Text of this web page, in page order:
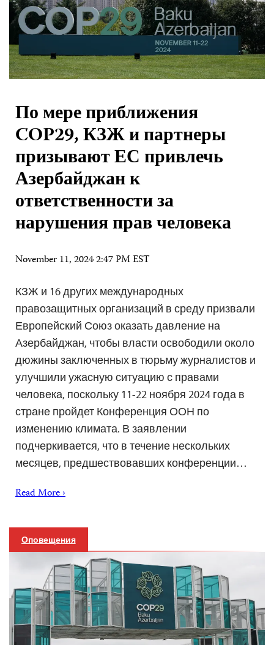
По мере приближения
COP29, КЗЖ и партнеры
призывают ЕС привлечь
Азербайджан к
ответственности за
нарушения прав человека
November 11, 2024 2:47 PM EST
КЗЖ и 16 других международных
правозащитных организаций в среду призвали
Европейский Союз оказать давление на
Азербайджан, чтобы власти освободили около
дюжины заключенных в тюрьму журналистов и
улучшили ужасную ситуацию с правами
человека, поскольку 11-22 ноября 2024 года в
стране пройдет Конференция ООН по
изменению климата. В заявлении
подчеркивается, что в течение нескольких
месяцев, предшествовавших конференции…
Read More ›
Оповещения